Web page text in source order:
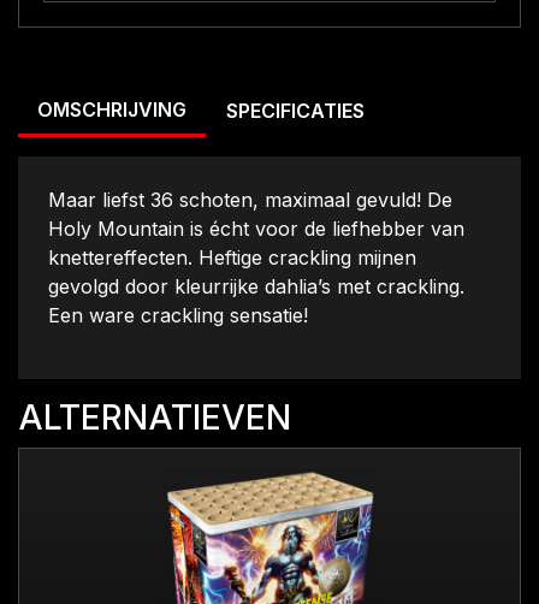
OMSCHRIJVING SPECIFICATIES
Maar liefst 36 schoten, maximaal gevuld! De
Holy Mountain is écht voor de liefhebber van
knettereffecten. Heftige crackling mijnen
gevolgd door kleurrijke dahlia’s met crackling.
Een ware crackling sensatie!
ALTERNATIEVEN